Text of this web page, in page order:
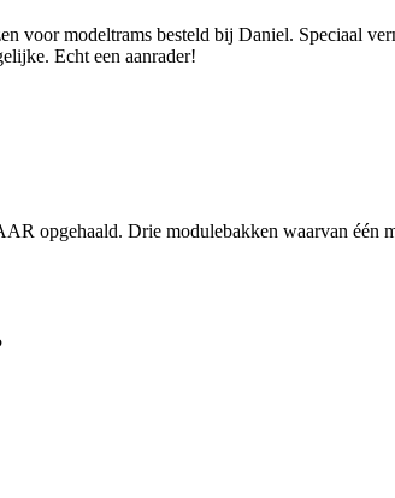
voor modeltrams besteld bij Daniel. Speciaal
Echt een aanrader!
opgehaald. Drie modulebakken waarvan één